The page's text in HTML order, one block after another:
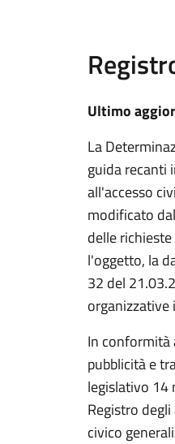
Ultimo
La
guida recanti
all'accesso
modificato
delle
l'oggetto, la
32 del
organizzative
In conformità
pubblicità e
legislativo 14
Registro
civico